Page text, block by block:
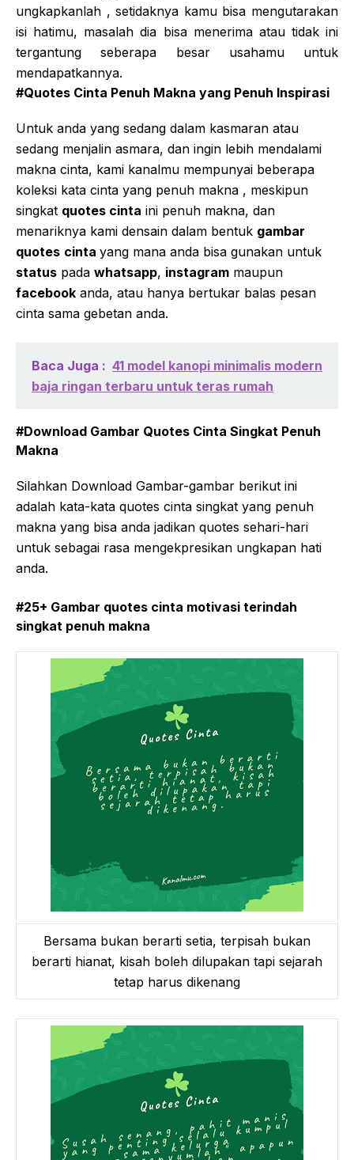
ungkapkanlah , setidaknya kamu bisa mengutarakan
isi hatimu, masalah dia bisa menerima atau tidak ini
tergantung seberapa besar usahamu untuk
mendapatkannya.
#Quotes Cinta Penuh Makna yang Penuh Inspirasi
Untuk anda yang sedang dalam kasmaran atau
sedang menjalin asmara, dan ingin lebih mendalami
makna cinta, kami kanalmu mempunyai beberapa
koleksi kata cinta yang penuh makna , meskipun
singkat quotes cinta ini penuh makna, dan
menariknya kami densain dalam bentuk gambar
quotes cinta yang mana anda bisa gunakan untuk
status pada whatsapp, instagram maupun
facebook anda, atau hanya bertukar balas pesan
cinta sama gebetan anda.
Baca Juga : 41 model kanopi minimalis modern
baja ringan terbaru untuk teras rumah
#Download Gambar Quotes Cinta Singkat Penuh
Makna
Silahkan Download Gambar-gambar berikut ini
adalah kata-kata quotes cinta singkat yang penuh
makna yang bisa anda jadikan quotes sehari-hari
untuk sebagai rasa mengekpresikan ungkapan hati
anda.
#25+ Gambar quotes cinta motivasi terindah
singkat penuh makna
Bersama bukan berarti setia, terpisah bukan
berarti hianat, kisah boleh dilupakan tapi sejarah
tetap harus dikenang